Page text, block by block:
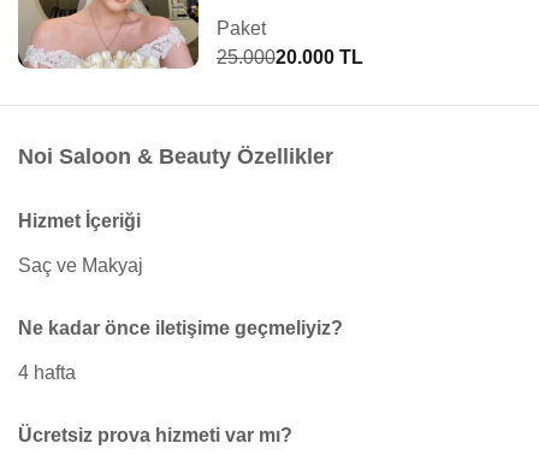
Paket
25.00020.000 TL
Noi Saloon & Beauty Özellikler
Hizmet İçeriği
Saç ve Makyaj
Ne kadar önce iletişime geçmeliyiz?
4 hafta
Ücretsiz prova hizmeti var mı?